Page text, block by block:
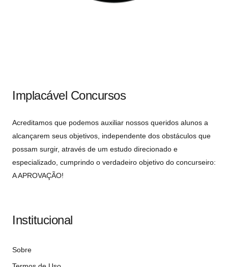
Implacável Concursos
Acreditamos que podemos auxiliar nossos queridos alunos a
alcançarem seus objetivos, independente dos obstáculos que
possam surgir, através de um estudo direcionado e
especializado, cumprindo o verdadeiro objetivo do concurseiro:
A APROVAÇÃO!
Institucional
Sobre